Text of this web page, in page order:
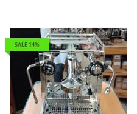
SALE 14%